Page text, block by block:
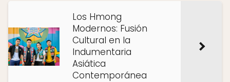
Los Hmong
Modernos: Fusión
Cultural en la
Indumentaria
Asiática
Contemporánea